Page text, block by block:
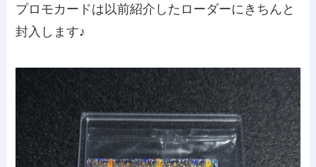
プロモカードは以前紹介したローダーにきちんと
封入します♪